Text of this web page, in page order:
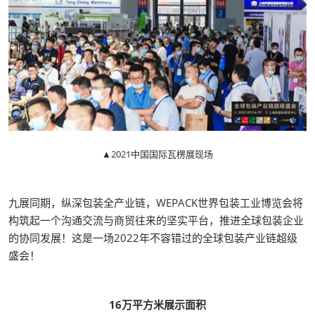
▲2021中国国际瓦楞展现场
九展同期，纵深包装全产业链，WEPACK世界包装工业博览会将
构筑起一个沟通交流与商贸往来的坚实平台，推进全球包装企业
的协同发展！这是一场2022年不容错过的全球包装产业链超级
盛会！
16万平方米展示面积